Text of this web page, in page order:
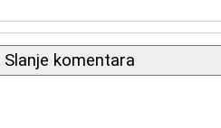
Slanje komentara